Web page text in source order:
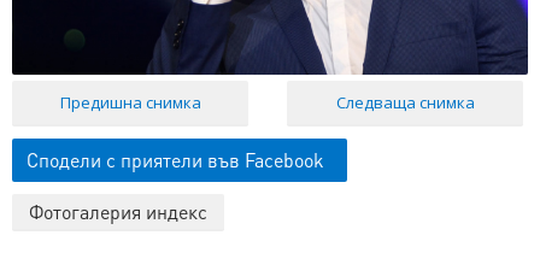
Предишна снимка Следваща снимка
Сподели с приятели във Facebook
Фотогалерия индекс